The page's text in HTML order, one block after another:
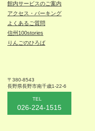
館内サービスのご案内
アクセス・パーキング
よくあるご質問
信州100stories
りんごのひろば
〒380-8543
長野県長野市南千歳1-22-6
TEL
026-224-1515